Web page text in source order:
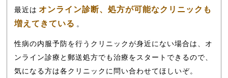
最近は オンライン診断、処方が可能なクリニックも
増えてきている 。
性病の内服予防を行うクリニックが身近にない場合は、オ
ンライン診療と郵送処方でも治療をスタートできるので、
気になる方は各クリニックに問い合わせてほしいぞ。